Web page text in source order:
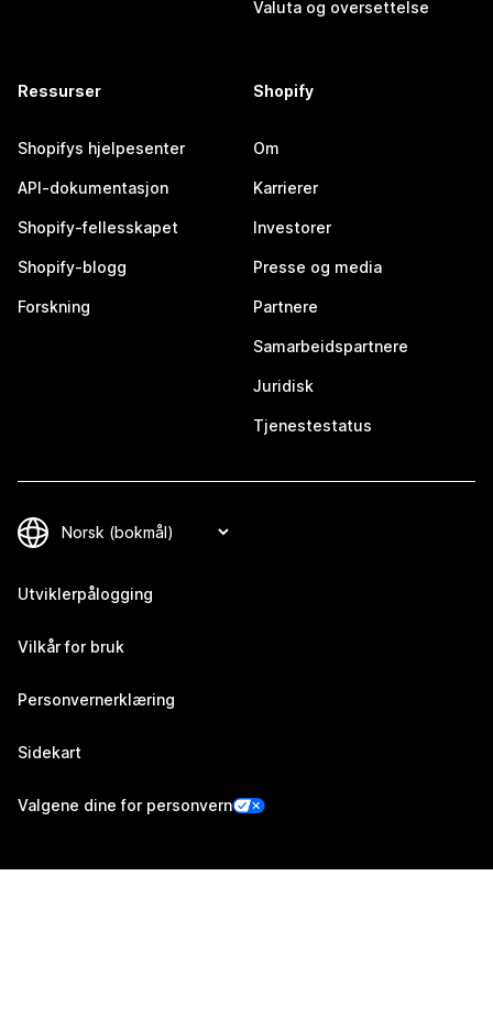
Valuta og oversettelse
Ressurser
Shopifys hjelpesenter
API-dokumentasjon
Shopify-fellesskapet
Shopify-blogg
Forskning
Shopify
Om
Karrierer
Investorer
Presse og media
Partnere
Samarbeidspartnere
Juridisk
Tjenestestatus
Utviklerpålogging
Vilkår for bruk
Personvernerklæring
Sidekart
Valgene dine for personvern